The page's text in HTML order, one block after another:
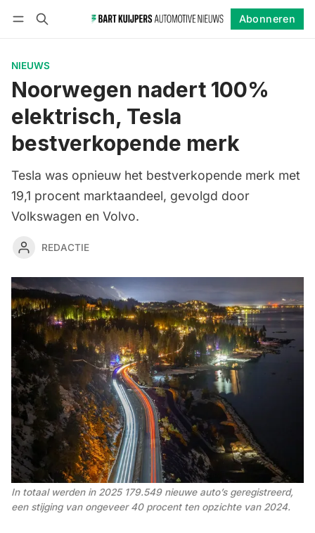
Abonneren
NIEUWS
Noorwegen nadert 100%
elektrisch, Tesla
bestverkopende merk
Tesla was opnieuw het bestverkopende merk met
19,1 procent marktaandeel, gevolgd door
Volkswagen en Volvo.
REDACTIE
In totaal werden in 2025 179.549 nieuwe auto’s geregistreerd,
een stijging van ongeveer 40 procent ten opzichte van 2024.